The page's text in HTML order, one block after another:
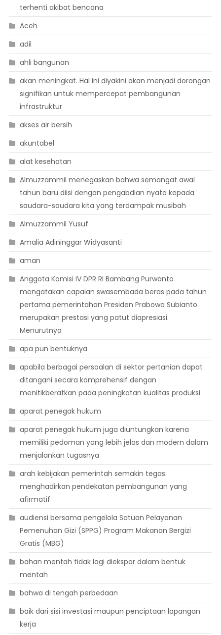
terhenti akibat bencana
Aceh
adil
ahli bangunan
akan meningkat. Hal ini diyakini akan menjadi dorongan
signifikan untuk mempercepat pembangunan
infrastruktur
akses air bersih
akuntabel
alat kesehatan
Almuzzammil menegaskan bahwa semangat awal
tahun baru diisi dengan pengabdian nyata kepada
saudara-saudara kita yang terdampak musibah
Almuzzammil Yusuf
Amalia Adininggar Widyasanti
aman
Anggota Komisi IV DPR RI Bambang Purwanto
mengatakan capaian swasembada beras pada tahun
pertama pemerintahan Presiden Prabowo Subianto
merupakan prestasi yang patut diapresiasi.
Menurutnya
apa pun bentuknya
apabila berbagai persoalan di sektor pertanian dapat
ditangani secara komprehensif dengan
menitikberatkan pada peningkatan kualitas produksi
aparat penegak hukum
aparat penegak hukum juga diuntungkan karena
memiliki pedoman yang lebih jelas dan modern dalam
menjalankan tugasnya
arah kebijakan pemerintah semakin tegas:
menghadirkan pendekatan pembangunan yang
afirmatif
audiensi bersama pengelola Satuan Pelayanan
Pemenuhan Gizi (SPPG) Program Makanan Bergizi
Gratis (MBG)
bahan mentah tidak lagi diekspor dalam bentuk
mentah
bahwa di tengah perbedaan
baik dari sisi investasi maupun penciptaan lapangan
kerja